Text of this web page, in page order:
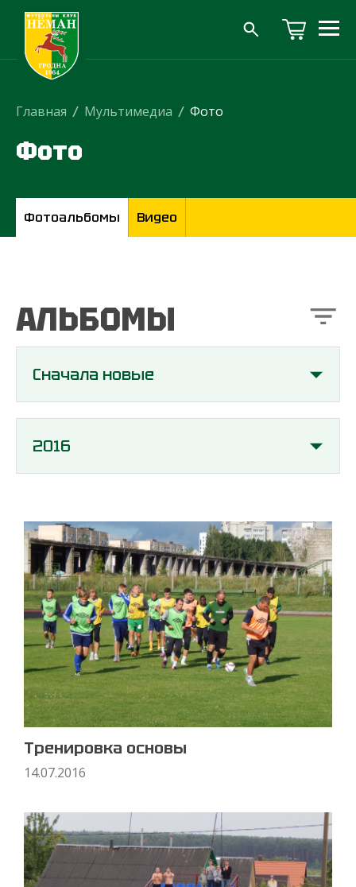
Главная / Мультимедиа / Фото
Фото
Фотоальбомы Видео
АЛЬБОМЫ
Сначала новые
2016
Тренировка основы
14.07.2016